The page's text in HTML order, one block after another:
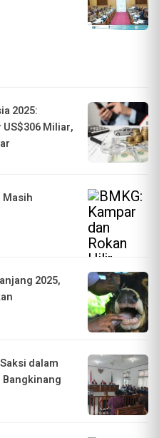
2025:
Miliar,
Masih
2025,
dalam
Bangkinang